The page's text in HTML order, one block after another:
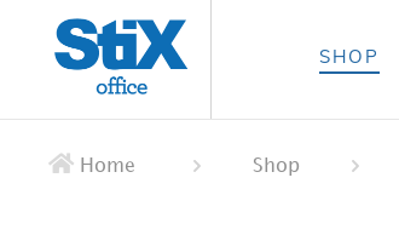
springen
SHOP
Home Shop